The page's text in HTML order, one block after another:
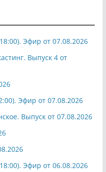
Эфир от 07.08.2026
Выпуск 4 от
Эфир от 07.08.2026
Выпуск от 07.08.2026
Эфир от 06.08.2026